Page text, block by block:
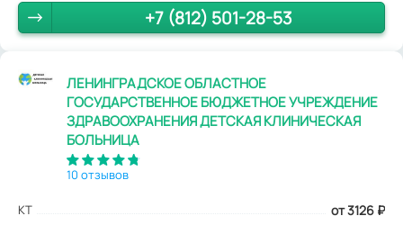
+7 (812) 501-28-53
ЛЕНИНГРАДСКОЕ ОБЛАСТНОЕ
ГОСУДАРСТВЕННОЕ БЮДЖЕТНОЕ УЧРЕЖДЕНИЕ
ЗДРАВООХРАНЕНИЯ ДЕТСКАЯ КЛИНИЧЕСКАЯ
БОЛЬНИЦА
10 отзывов
КТ от 3126 ₽